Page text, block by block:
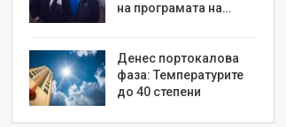
на програмата на…
Денес портокалова
фаза: Температурите
до 40 степени